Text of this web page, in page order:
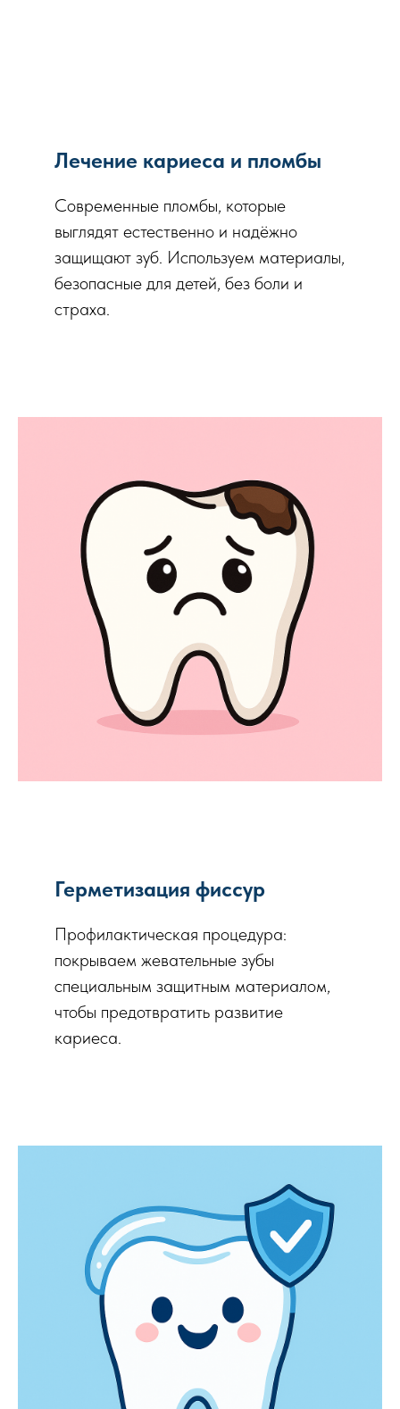
Лечение кариеса и пломбы
Современные пломбы, которые
выглядят естественно и надёжно
защищают зуб. Используем материалы,
безопасные для детей, без боли и
страха.
Герметизация фиссур
Профилактическая процедура:
покрываем жевательные зубы
специальным защитным материалом,
чтобы предотвратить развитие
кариеса.